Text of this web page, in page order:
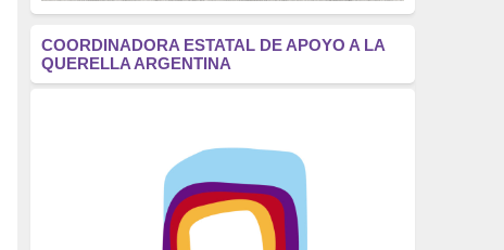
Eventos
(914)
Crímenes del franquismo
(721)
(699)
COORDINADORA ESTATAL DE APOYO A LA
QUERELLA ARGENTINA